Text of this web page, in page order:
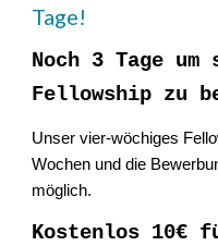
Tage!
Noch 3 Tage
Fellowship zu
Unser vier-wöchiges
Wochen und die
möglich.
Kostenlos 10€